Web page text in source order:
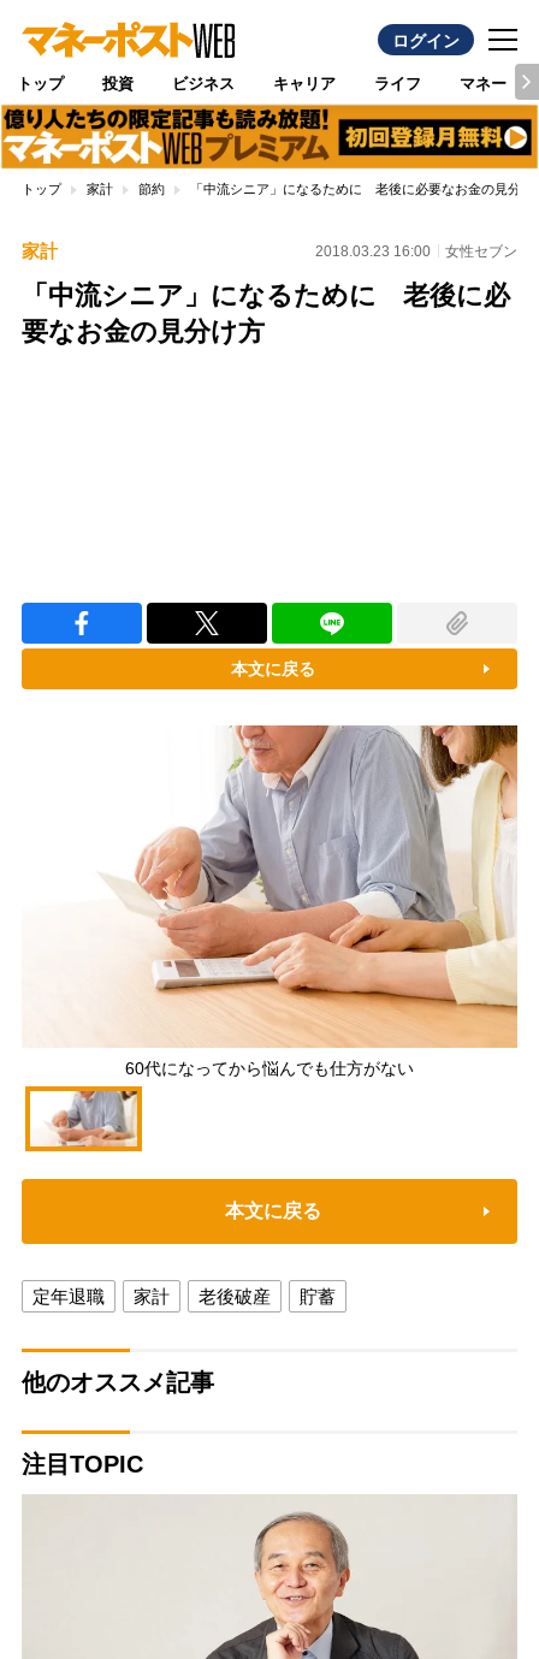
ログイン
トップ 投資 ビジネス キャリア ライフ マネー
トップ 家計 節約 「中流シニア」になるために 老後に必要なお金の見分け
家計 2018.03.23 16:00 女性セブン
「中流シニア」になるために 老後に必
要なお金の見分け方
本文に戻る
60代になってから悩んでも仕方がない
本文に戻る
定年退職 家計 老後破産 貯蓄
他のオススメ記事
注目TOPIC